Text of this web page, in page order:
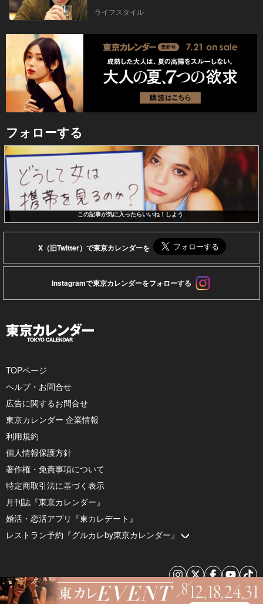
ライフスタイル
フォローする
この記事が気に入ったらいいね！しよう
X（旧Twitter）で東京カレンダーを
Instagramで東京カレンダーをフォローする
TOPページ
ヘルプ・お問合せ
広告に関するお問合せ
東京カレンダー 企業情報
利用規約
個人情報保護方針
著作権・免責事項について
特定商取引法に基づく表示
月刊誌『東京カレンダー』
婚活・恋活アプリ『東カレデート』
レストラン予約『グルカレby東京カレンダー』
© 2026 by Tokyo Calendar, Inc.